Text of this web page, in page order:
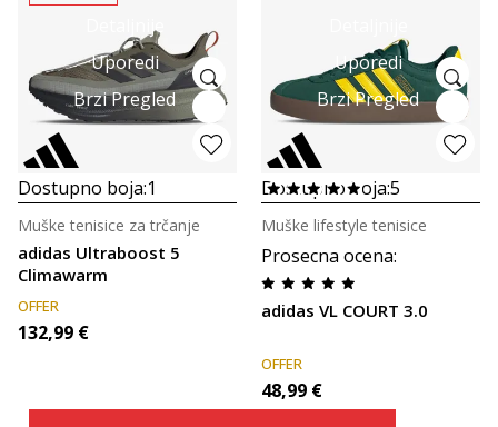
Detaljnije
Uporedi
Brzi Pregled
Dostupno boja:1
adidas Ultraboost 5
Climawarm
Muške tenisice za trčanje
OFFER
132,99 €
Uporedi
Brzi Pregled
Dostupno boja:5
Prosecna ocena:
adidas VL COURT 3.0
Muške lifestyle tenisice
OFFER
48,99 €